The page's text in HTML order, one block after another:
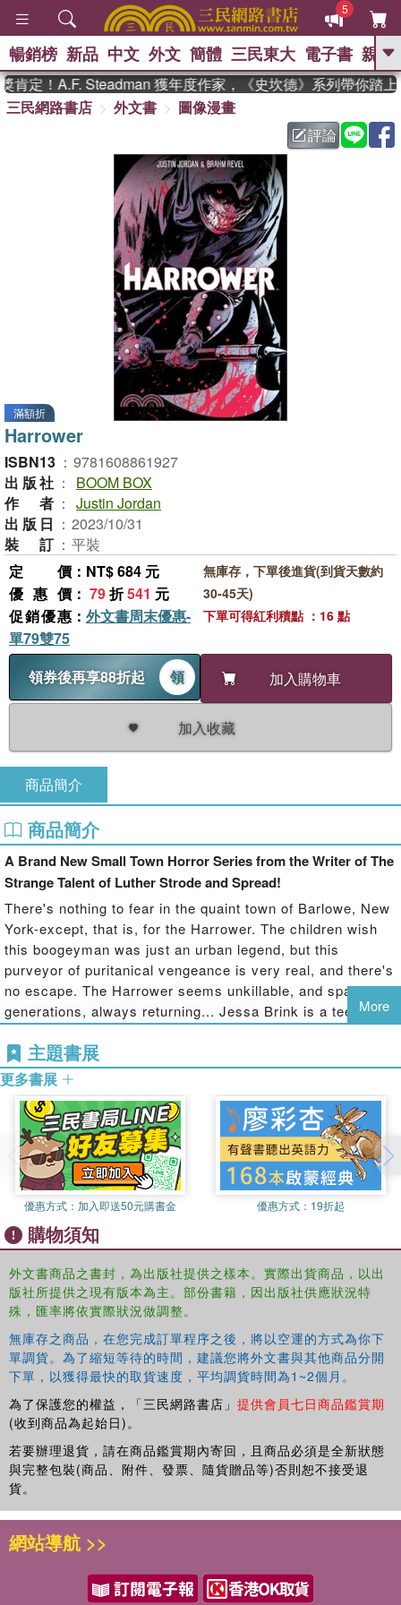
5
GO
熱搜： 東野圭吾
父親節 、 如果歷
暑期推薦 、 國際布克
獎 臺灣漫遊錄
、 方念華
登輝時代 、 數學女孩：黎曼猜想
偉大的迷走神經
暢銷榜 新品 中文 外文 簡體 三民東大 電子書 親子
定！A.F. Steadman 獲年度作家，《史坎德》系列帶你踏上
三民網路書店
外文書
圖像漫畫
評論
滿額折
Harrower
ISBN13 ： 9781608861927
出版社 ：
BOOM BOX
作者 ： Justin Jordan
出版日 ： 2023/10/31
裝訂 ： 平裝
定價 ：NT$ 684 元
優惠價 ： 79折541 元
促銷優惠 ： 外文書周末優惠-
單79雙75
領券後再享88折起
領 加入購物車
加入收藏
無庫存，下單後進貨(到貨天數約
30-45天)
下單可得紅利積點 ：16 點
商品簡介
商品簡介
A Brand New Small Town Horror Series from the Writer of The
Strange Talent of Luther Strode and Spread!
There's nothing to fear in the quaint town of Barlowe, New
York-except, that is, for the Harrower. The children wish
this boogeyman was just an urban legend, but this
purveyor of puritanical vengeance is very real, and there's
no escape. The Harrower seems unkillable, and spans
generations, always returning... Jessa Brink is a teenage
escape the pull of her morbid fixation? What gruesome
secrets will she uncover in the process? Especially as
deconstruction of the slasher genre from writer Justin
Jordan (The Strange Talent of Luther Strode) and artist
Brahm Revel (Teenage Mutant Ninja Turtles) is the fresh
and terrifyingly grounded take on the slasher genre horror
fans have been dying for! Collects Harrower #1-4.
More
主題書展
更多書展
優惠方式： 加入即送50元購書金 優惠方式： 19折起
購物須知
外文書商品之書封，為出版社提供之樣本。實際出貨商品，以出
版社所提供之現有版本為主。部份書籍，因出版社供應狀況特
殊，匯率將依實際狀況做調整。
無庫存之商品，在您完成訂單程序之後，將以空運的方式為你下
單調貨。為了縮短等待的時間，建議您將外文書與其他商品分開
下單，以獲得最快的取貨速度，平均調貨時間為1~2個月。
為了保護您的權益，「三民網路書店」 提供會員七日商品鑑賞期
(收到商品為起始日)。
若要辦理退貨，請在商品鑑賞期內寄回，且商品必須是全新狀態
與完整包裝(商品、附件、發票、隨貨贈品等)否則恕不接受退
貨。
網站導航 >>